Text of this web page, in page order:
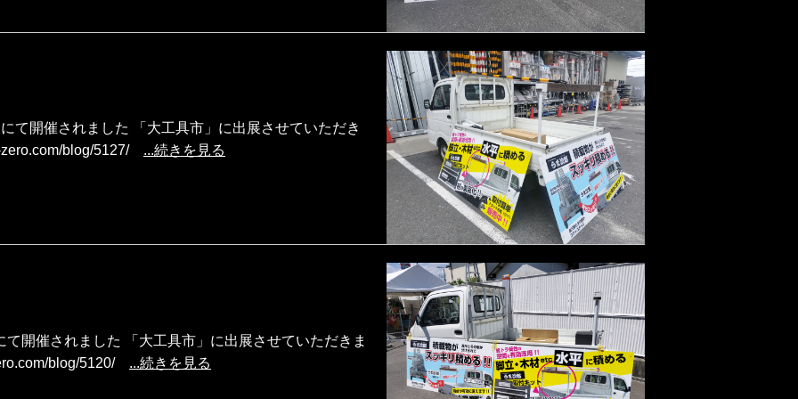
て開催されました 「大工具市」に出展させていただき
zero.com/blog/5127/ ...続きを見る
開催されました 「大工具市」に出展させていただきま
blog/5120/ ...続きを見る